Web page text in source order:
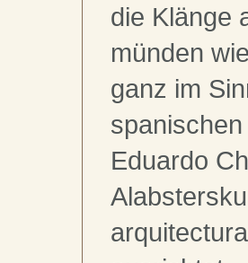
die Klänge
münden
ganz im
Eduardo